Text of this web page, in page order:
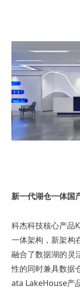
新一代湖仓一体国
科杰科技核心产品
一体架构，新架构
融合了数据湖的灵
性的同时兼具数据
ata LakeHouse产